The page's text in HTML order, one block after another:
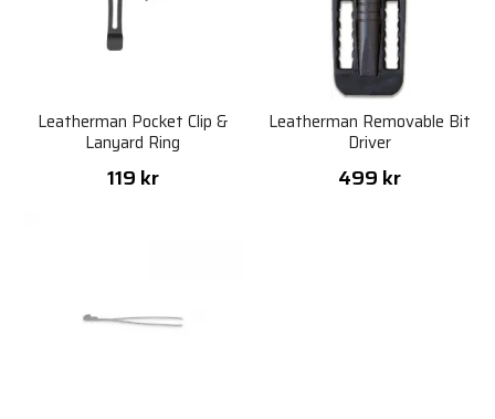
Leatherman Pocket Clip &
Lanyard Ring
119 kr
Leatherman Removable Bit
Driver
499 kr